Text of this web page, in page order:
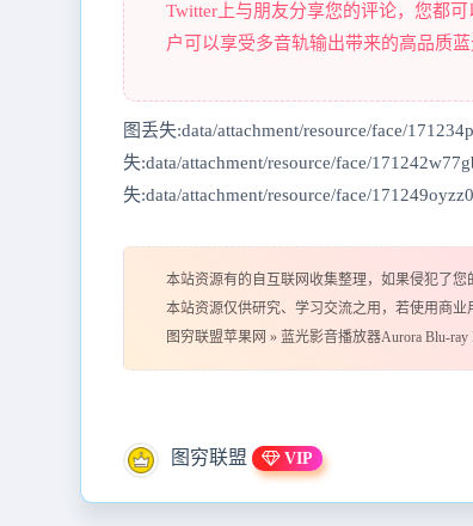
Twitter上与朋友分享您的评论，您都
户可以享受多音轨输出带来的高品质蓝
图丢失:data/attachment/resource/face/
失:data/attachment/resource/face/
失:data/attachment/resource/face/
本站资源有的自互联网收集整理，如果侵犯了您
本站资源仅供研究、学习交流之用，若使用商
图穷联盟苹果网 » 蓝光影音播放器Aurora Blu-ray
图穷联盟 VIP